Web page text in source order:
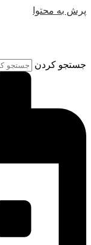
پرش به محتوا
جستجو کردن